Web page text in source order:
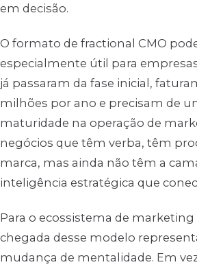
em decisão.
O formato de fractional CMO
especialmente útil para
já passaram da fase inicial,
milhões por ano e precisam de
maturidade na operação de
negócios que têm verba, têm
marca, mas ainda não têm a
inteligência estratégica que
Para o ecossistema de marketing
chegada desse modelo
mudança de mentalidade. Em